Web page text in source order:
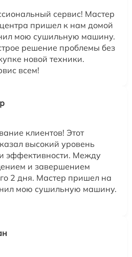
сервис! Мастер
центра пришел к нам домой
мою сушильную машину.
решение проблемы без
новой техники.
всем!
клиентов! Этот
высокий уровень
эффективности. Между
и завершением
2 дня. Мастер пришел на
мою сушильную машину.